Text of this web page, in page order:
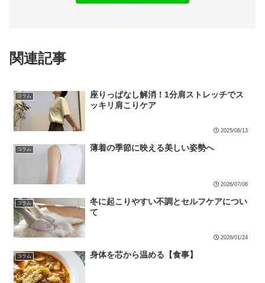
関連記事
コラム
座りっぱなし解消！1分肩ストレッチでス
ッキリ肩こりケア
2025/08/13
コラム 薄着の季節に映える美しい姿勢へ
2026/07/06
コラム
冬に起こりやすい不調とセルフケアについ
て
2026/01/24
コラム 身体を芯から温める【食事】